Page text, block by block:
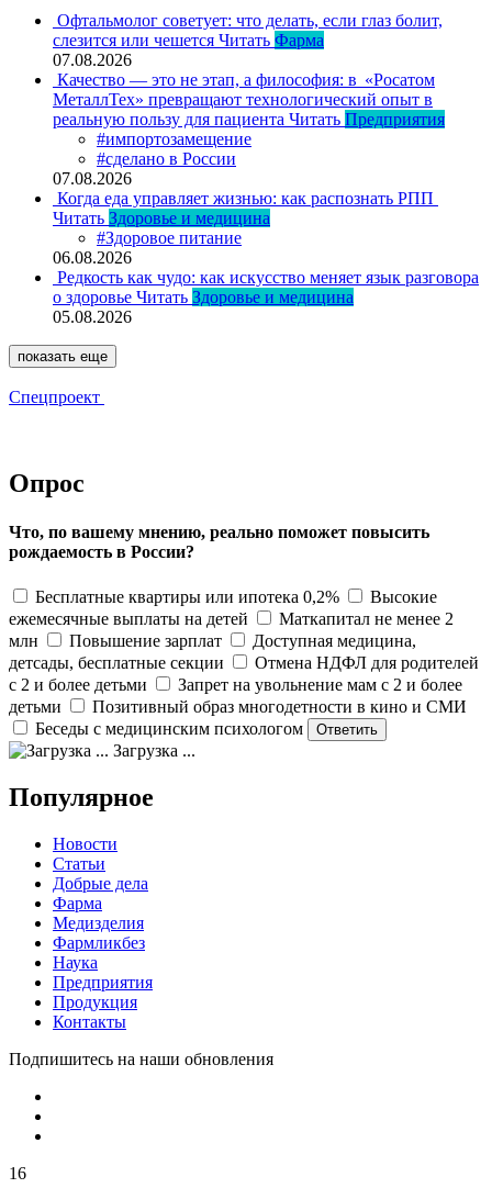
Офтальмолог советует: что делать, если глаз болит,
слезится или чешется Читать Фарма
07.08.2026
Качество — это не этап, а философия: в «Росатом
МеталлТех» превращают технологический опыт в
реальную пользу для пациента Читать Предприятия
#импортозамещение
#сделано в России
07.08.2026
Когда еда управляет жизнью: как распознать РПП
Читать Здоровье и медицина
#Здоровое питание
06.08.2026
Редкость как чудо: как искусство меняет язык разговора
о здоровье Читать Здоровье и медицина
05.08.2026
показать еще
Спецпроект
Опрос
Что, по вашему мнению, реально поможет повысить
рождаемость в России?
Бесплатные квартиры или ипотека 0,2%
Высокие
ежемесячные выплаты на детей
Маткапитал не менее 2
млн
Повышение зарплат
Доступная медицина,
детсады, бесплатные секции
Отмена НДФЛ для родителей
с 2 и более детьми
Запрет на увольнение мам с 2 и более
детьми
Позитивный образ многодетности в кино и СМИ
Беседы с медицинским психологом
Загрузка ...
Популярное
Новости
Статьи
Добрые дела
Фарма
Медизделия
Фармликбез
Наука
Предприятия
Продукция
Контакты
Подпишитесь на наши обновления
16